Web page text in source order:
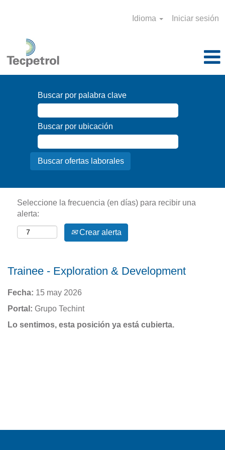
Idioma Iniciar sesión
Buscar por palabra clave
Buscar por ubicación
Seleccione la frecuencia (en días) para recibir una
alerta:
Crear alerta
Trainee - Exploration & Development
Fecha: 15 may 2026
Portal: Grupo Techint
Lo sentimos, esta posición ya está cubierta.